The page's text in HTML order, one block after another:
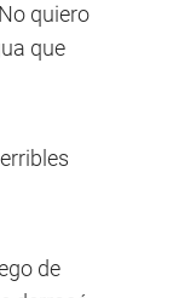
quiero
que
de